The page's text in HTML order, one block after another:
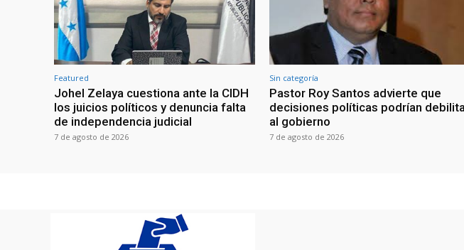
Featured
Johel Zelaya cuestiona ante la CIDH
los juicios políticos y denuncia falta
de independencia judicial
7 de agosto de 2026
Sin categoría
Pastor Roy Santos advierte que
decisiones políticas podrían
al gobierno
7 de agosto de 2026